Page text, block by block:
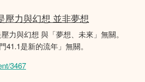
壓力與幻想 並非夢想
力與幻想 與「夢想、未來」無關。
41.1是新的流年」無關。
3467